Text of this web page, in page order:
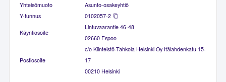
Yhteisömuoto
Asunto-osakeyhtiö
Y-tunnus
0102057-2
Käyntiosoite
Lintuvaarantie 46-48
02660 Espoo
Postiosoite
c/o Kiinteistö-Tahkola Helsinki Oy Itälahdenkatu 15-
17
00210 Helsinki